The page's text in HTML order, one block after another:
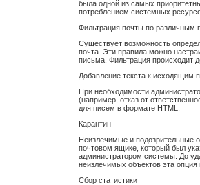
была одной из самых
потреблением системных
Фильтрация почты по различным
Существует возможность
почта. Эти правила можно
письма. Фильтрация происходит
Добавление текста к исходящим
При необходимости
(например, отказ от
для писем в формате HTML.
Карантин
Неизлечимые и подозрительные
почтовом ящике, который был
администратором системы. До
неизлечимых объектов эта
Сбор статистики